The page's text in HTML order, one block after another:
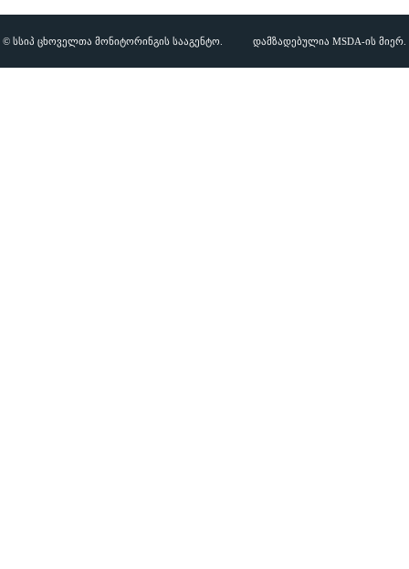
© სსიპ ცხოველთა მონიტორინგის სააგენტო. დამზადებულია MSDA-ის მიერ.